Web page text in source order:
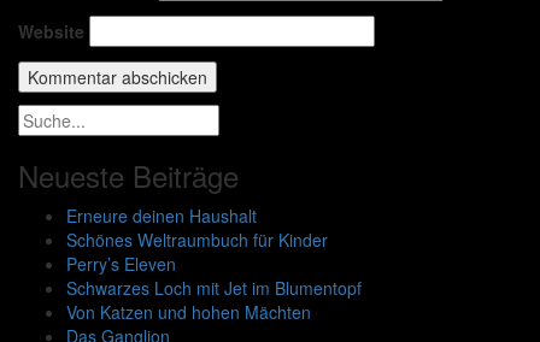
Website
Neueste Beiträge
Erneure deinen Haushalt
Schönes Weltraumbuch für Kinder
Perry’s Eleven
Schwarzes Loch mit Jet im Blumentopf
Von Katzen und hohen Mächten
Das Ganglion